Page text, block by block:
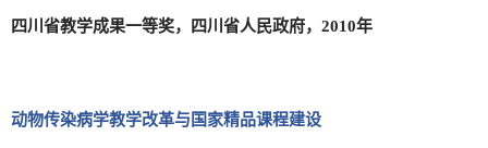
四川省教学成果一等奖，四川省人民政府，2010年
动物传染病学教学改革与国家精品课程建设